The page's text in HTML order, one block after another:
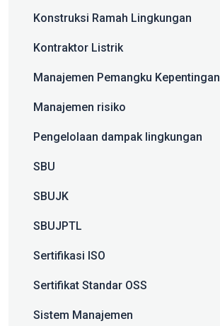
Konstruksi Ramah Lingkungan
Kontraktor Listrik
Manajemen Pemangku Kepentingan
Manajemen risiko
Pengelolaan dampak lingkungan
SBU
SBUJK
SBUJPTL
Sertifikasi ISO
Sertifikat Standar OSS
Sistem Manajemen